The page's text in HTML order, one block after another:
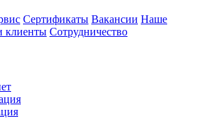
Сертификаты Вакансии Наше
клиенты Сотрудничество